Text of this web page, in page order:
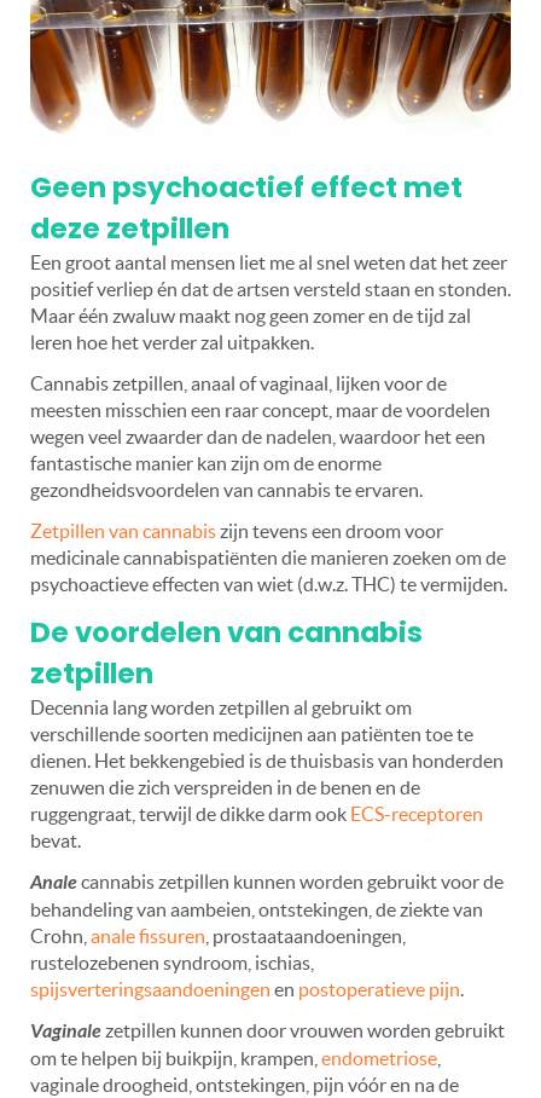
Geen psychoactief effect met
deze zetpillen
Een groot aantal mensen liet me al snel weten dat het zeer
positief verliep én dat de artsen versteld staan en stonden.
Maar één zwaluw maakt nog geen zomer en de tijd zal
leren hoe het verder zal uitpakken.
Cannabis zetpillen, anaal of vaginaal, lijken voor de
meesten misschien een raar concept, maar de voordelen
wegen veel zwaarder dan de nadelen, waardoor het een
fantastische manier kan zijn om de enorme
gezondheidsvoordelen van cannabis te ervaren.
Zetpillen van cannabiszijn tevens een droom voor
medicinale cannabispatiënten die manieren zoeken om de
psychoactieve effecten van wiet (d.w.z. THC) te vermijden.
De voordelen van cannabis
zetpillen
Decennia lang worden zetpillen al gebruikt om
verschillende soorten medicijnen aan patiënten toe te
dienen. Het bekkengebied is de thuisbasis van honderden
zenuwen die zich verspreiden in de benen en de
ruggengraat, terwijl de dikke darm ook ECS-receptoren
bevat.
Analecannabis zetpillen kunnen worden gebruikt voor de
behandeling van aambeien, ontstekingen, de ziekte van
Crohn, anale fissuren , prostaataandoeningen,
rustelozebenen syndroom, ischias,
spijsverteringsaandoeningen en postoperatieve pijn.
Vaginalezetpillen kunnen door vrouwen worden gebruikt
om te helpen bij buikpijn, krampen, endometriose
vaginale droogheid, ontstekingen, pijn vóór en na de